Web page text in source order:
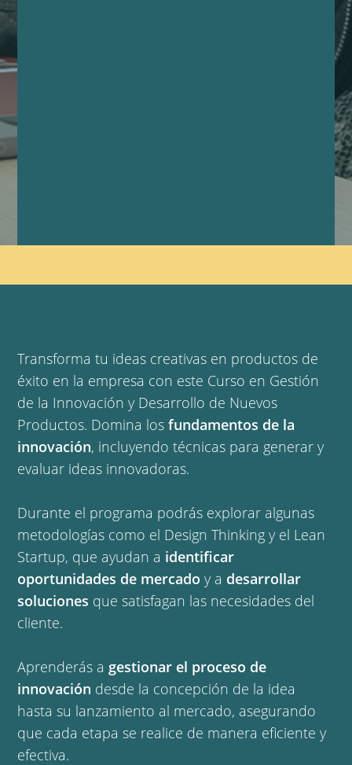
Transforma tu ideas creativas en productos de
éxito en la empresa con este Curso en Gestión
de la Innovación y Desarrollo de Nuevos
Productos. Domina losfundamentos de la
innovación, incluyendo técnicas para generar y
evaluar ideas innovadoras.
Durante el programa podrás explorar algunas
metodologías como el Design Thinking y el Lean
Startup, que ayudan a identificar
oportunidades de mercado y a desarrollar
soluciones que satisfagan las necesidades del
cliente.
Aprenderás a gestionar el proceso de
innovación desde la concepción de la idea
hasta su lanzamiento al mercado, asegurando
que cada etapa se realice de manera eficiente y
efectiva.